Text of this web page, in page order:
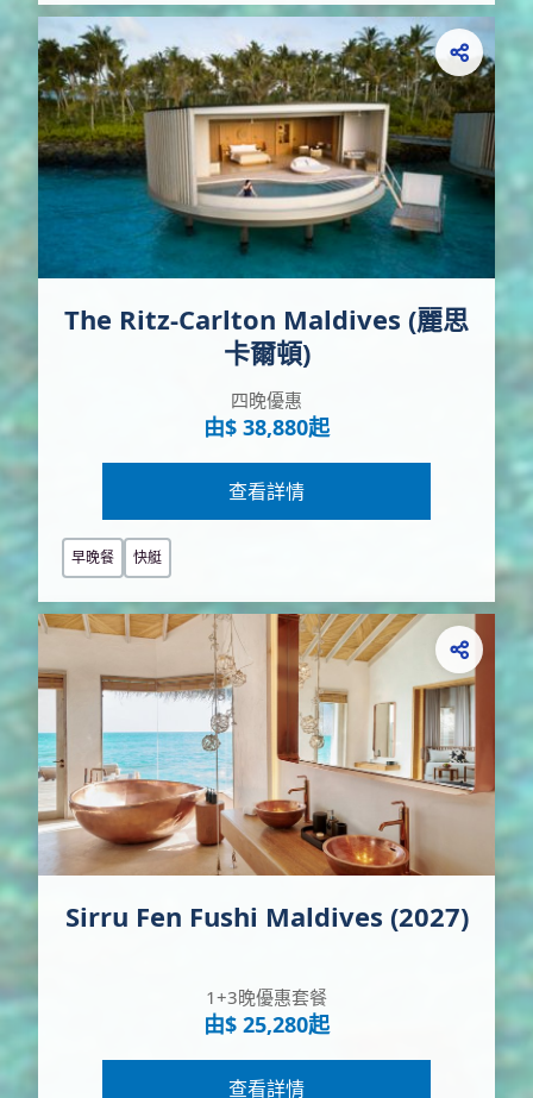
The Ritz-Carlton Maldives (麗思
卡爾頓)
四晚優惠
由$ 38,880起
查看詳情
早晚餐 快艇
Sirru Fen Fushi Maldives (2027)
1+3晚優惠套餐
由$ 25,280起
查看詳情